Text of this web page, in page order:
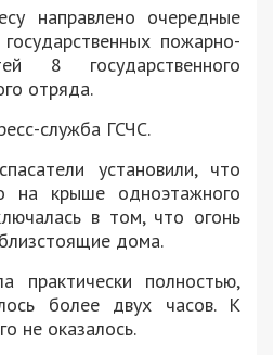
направлено очередные
пожарно-
8 государственного
отряда.
служба ГСЧС.
установили, что
на крыше одноэтажного
в том, что огонь
дома.
практически полностью,
более двух часов. К
не оказалось.